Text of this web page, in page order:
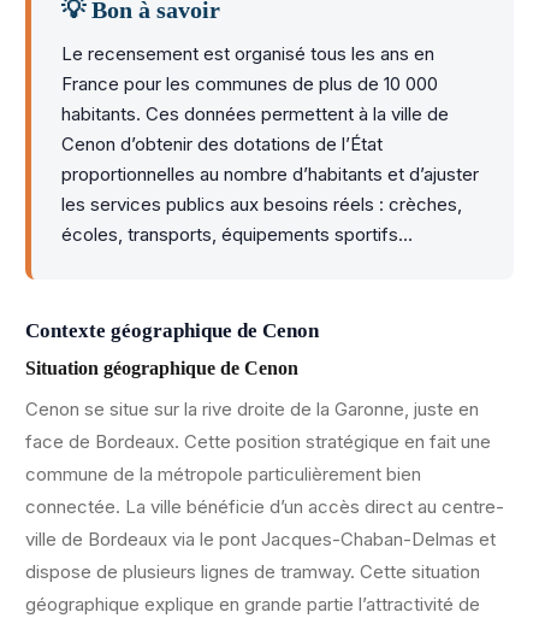
💡 Bon à savoir
Le recensement est organisé tous les ans en
France pour les communes de plus de 10 000
habitants. Ces données permettent à la ville de
Cenon d’obtenir des dotations de l’État
proportionnelles au nombre d’habitants et d’ajuster
les services publics aux besoins réels : crèches,
écoles, transports, équipements sportifs…
Contexte géographique de Cenon
Situation géographique de Cenon
Cenon se situe sur la rive droite de la Garonne, juste en
face de Bordeaux. Cette position stratégique en fait une
commune de la métropole particulièrement bien
connectée. La ville bénéficie d’un accès direct au centre-
ville de Bordeaux via le pont Jacques-Chaban-Delmas et
dispose de plusieurs lignes de tramway. Cette situation
géographique explique en grande partie l’attractivité de